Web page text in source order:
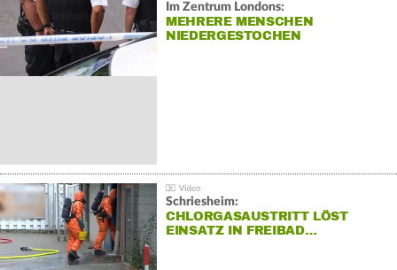
Im Zentrum Londons:
MEHRERE MENSCHEN
NIEDERGESTOCHEN
Schriesheim:
CHLORGASAUSTRITT LÖST
EINSATZ IN FREIBAD…